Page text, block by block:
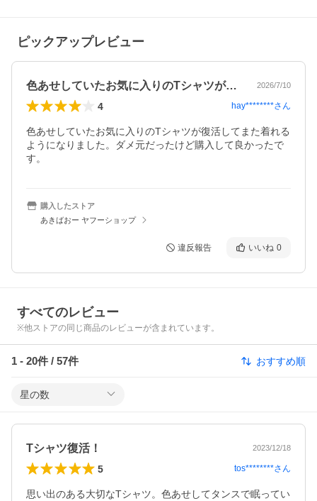
ピックアップレビュー
色あせしていたお気に入りのTシャツが復… 2026/7/10
4 hay********さん
色あせしていたお気に入りのTシャツが復活してまた着れる
ようになりました。ダメ元だったけど購入して良かったで
す。
購入したストア
あきばおー ヤフーショップ
違反報告 いいね 0
すべてのレビュー
※他ストアの同じ商品のレビューが含まれています。
1 - 20件 / 57件 おすすめ順
星の数
Tシャツ復活！ 2023/12/18
5 tos********さん
思い出のある大切なTシャツ。色あせしてタンスで眠ってい